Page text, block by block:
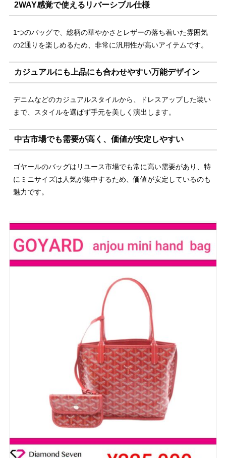
2WAY感覚で使えるリバーシブル仕様
1つのバッグで、総柄の華やかさとレザーの落ち着いた雰囲気
の2通りを楽しめるため、非常に汎用性が高いアイテムです。
カジュアルにも上品にも合わせやすい万能デザイン
デニムなどのカジュアルスタイルから、ドレスアップした装い
まで、スタイルを選ばず手元を美しく演出します。
中古市場でも需要が高く、価値が安定しやすい
ゴヤールのバッグはリユース市場でも常に高い需要があり、特
にミニサイズは人気が集中するため、価値が安定しているのも
魅力です。